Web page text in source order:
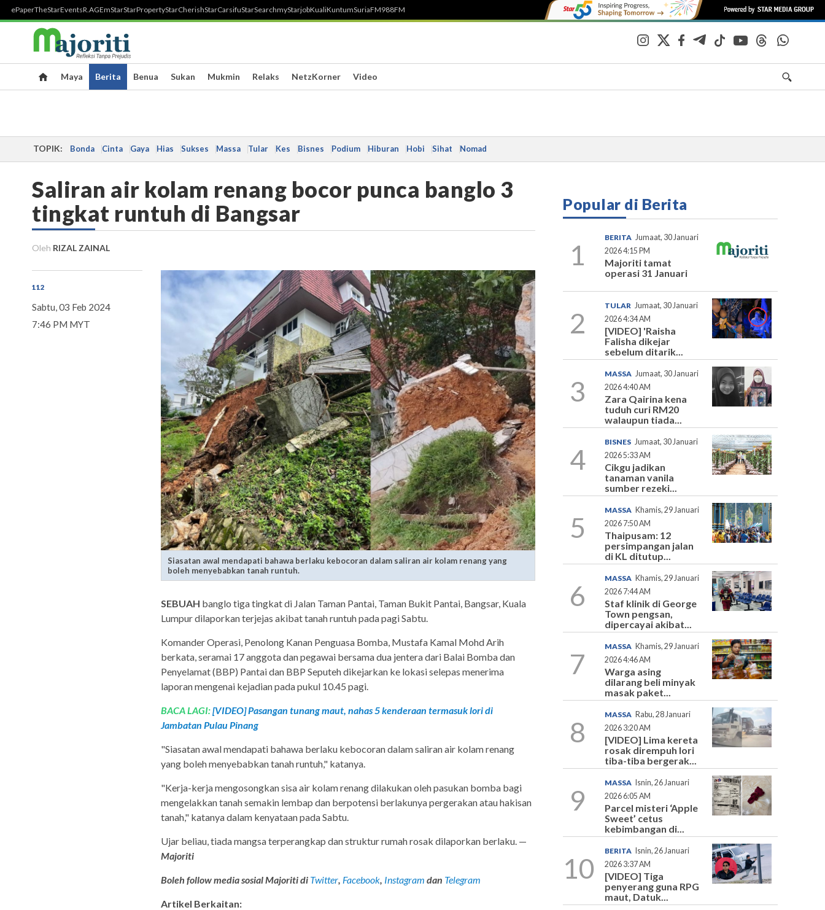
ePaperTheStarEventsR.AGEmStarStarPropertyStarCherishStarCarsifuStarSearchmyStarjobKualiKuntumSuriaFM988FM
Maya Berita Benua Sukan Mukmin Relaks NetzKorner Video
TOPIK: Bonda Cinta Gaya Hias Sukses Massa Tular Kes Bisnes Podium Hiburan Hobi Sihat Nomad
Saliran air kolam renang bocor punca banglo 3
tingkat runtuh di Bangsar
Oleh RIZAL ZAINAL
112
Sabtu, 03 Feb 2024
7:46 PM MYT
Siasatan awal mendapati bahawa berlaku kebocoran dalam saliran air kolam renang yang
boleh menyebabkan tanah runtuh.
SEBUAH banglo tiga tingkat di Jalan Taman Pantai, Taman Bukit Pantai, Bangsar, Kuala
Lumpur dilaporkan terjejas akibat tanah runtuh pada pagi Sabtu.
Komander Operasi, Penolong Kanan Penguasa Bomba, Mustafa Kamal Mohd Arih
berkata, seramai 17 anggota dan pegawai bersama dua jentera dari Balai Bomba dan
Penyelamat (BBP) Pantai dan BBP Seputeh dikejarkan ke lokasi selepas menerima
laporan mengenai kejadian pada pukul 10.45 pagi.
BACA LAGI:[VIDEO] Pasangan tunang maut, nahas 5 kenderaan termasuk lori di
Jambatan Pulau Pinang
"Siasatan awal mendapati bahawa berlaku kebocoran dalam saliran air kolam renang
yang boleh menyebabkan tanah runtuh," katanya.
"Kerja-kerja mengosongkan sisa air kolam renang dilakukan oleh pasukan bomba bagi
mengelakkan tanah semakin lembap dan berpotensi berlakunya pergerakan atau hakisan
tanah," katanya dalam kenyataan pada Sabtu.
Ujar beliau, tiada mangsa terperangkap dan struktur rumah rosak dilaporkan berlaku. —
Majoriti
Boleh follow media sosial Majoriti di Twitter Facebook Instagram dan Telegram
Artikel Berkaitan:
Popular di Berita
1
BERITA Jumaat, 30 Januari
2026 4:15 PM
Majoriti tamat
operasi 31 Januari
2
TULAR Jumaat, 30 Januari
2026 4:34 AM
[VIDEO] 'Raisha
Falisha dikejar
sebelum ditarik...
3
MASSA Jumaat, 30 Januari
2026 4:40 AM
Zara Qairina kena
tuduh curi RM20
walaupun tiada...
4
BISNES Jumaat, 30 Januari
2026 5:33 AM
Cikgu jadikan
tanaman vanila
sumber rezeki...
5
MASSA Khamis, 29 Januari
2026 7:50 AM
Thaipusam: 12
persimpangan jalan
di KL ditutup...
6
MASSA Khamis, 29 Januari
2026 7:44 AM
Staf klinik di George
Town pengsan,
dipercayai akibat...
7
MASSA Khamis, 29 Januari
2026 4:46 AM
Warga asing
dilarang beli minyak
masak paket...
8
MASSA Rabu, 28 Januari
2026 3:20 AM
[VIDEO] Lima kereta
rosak dirempuh lori
tiba-tiba bergerak...
9
MASSA
Isnin, 26 Januari
2026 6:05 AM
Parcel misteri ‘Apple
Sweet’ cetus
kebimbangan di...
10
BERITA
Isnin, 26 Januari
2026 3:37 AM
[VIDEO] Tiga
penyerang guna RPG
maut, Datuk...